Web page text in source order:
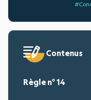
Contenus
14